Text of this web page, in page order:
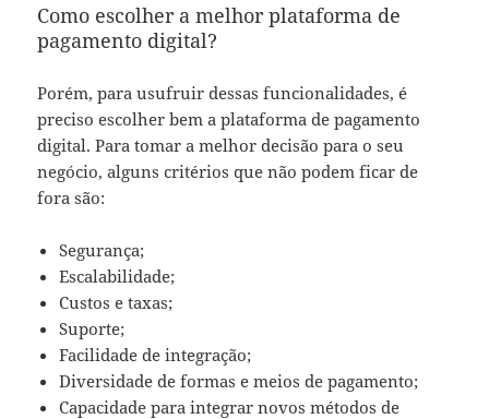
Como escolher a melhor plataforma de
pagamento digital?
Porém, para usufruir dessas funcionalidades, é
preciso escolher bem a plataforma de pagamento
digital. Para tomar a melhor decisão para o seu
negócio, alguns critérios que não podem ficar de
fora são:
Segurança;
Escalabilidade;
Custos e taxas;
Suporte;
Facilidade de integração;
Diversidade de formas e meios de pagamento;
Capacidade para integrar novos métodos de